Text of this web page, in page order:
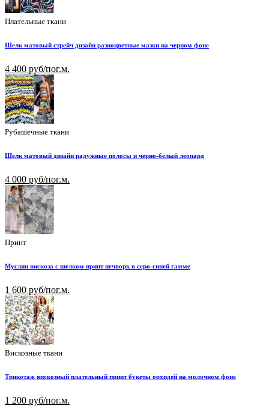
Плательные ткани
Шелк матовый стрейч дизайн разноцветные мазки на черном фоне
4 400 руб/пог.м.
Рубашечные ткани
Шелк матовый дизайн радужные полосы и черно-белый леопард
4 000 руб/пог.м.
Принт
Муслин вискоза с шелком принт печворк в серо-синей гамме
1 600 руб/пог.м.
Вискозные ткани
Трикотаж вискозный плательный принт букеты орхидей на молочном фоне
1 200 руб/пог.м.